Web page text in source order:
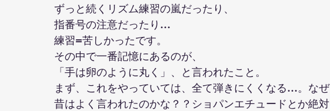
ずっと続くリズム練習の嵐だったり、
指番号の注意だったり…
練習=苦しかったです。
その中で一番記憶にあるのが、
「手は卵のように丸く」、と言われたこと。
まず、これをやっていては、全て弾きにくくなる…。なぜ
昔はよく言われたのかな？？ショパンエチュードとか絶対